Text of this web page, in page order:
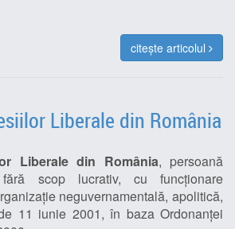
citește articolul
Liberale din România
Liberale din România, persoană
scop lucrativ, cu funcţionare
neguvernamentală, apolitică,
11 iunie 2001, în baza Ordonanţei